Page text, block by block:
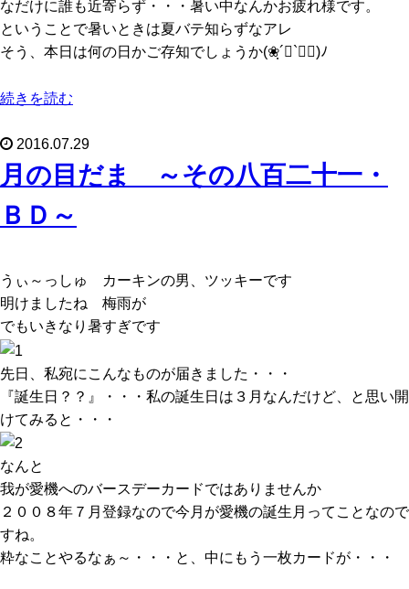
なだけに誰も近寄らず・・・暑い中なんかお疲れ様です。
ということで暑いときは夏バテ知らずなアレ
そう、本日は何の日かご存知でしょうか(❀ฺ´∀`❀ฺ)ﾉ
続きを読む
2016.07.29
月の目だま ～その八百二十一・
ＢＤ～
うぃ～っしゅ カーキンの男、ツッキーです
明けましたね 梅雨が
でもいきなり暑すぎです
先日、私宛にこんなものが届きました・・・
『誕生日？？』・・・私の誕生日は３月なんだけど、と思い開
けてみると・・・
なんと
我が愛機へのバースデーカードではありませんか
２００８年７月登録なので今月が愛機の誕生月ってことなので
すね。
粋なことやるなぁ～・・・と、中にもう一枚カードが・・・